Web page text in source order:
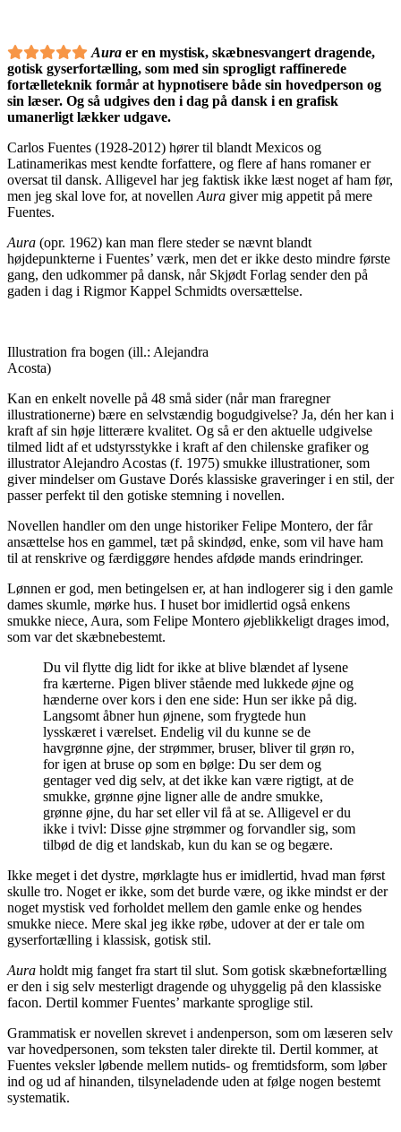
Aura er en mystisk, skæbnesvangert dragende,
gotisk gyserfortælling, som med sin sprogligt raffinerede
fortælleteknik formår at hypnotisere både sin hovedperson og
sin læser. Og så udgives den i dag på dansk i en grafisk
umanerligt lækker udgave.
Carlos Fuentes (1928-2012) hører til blandt Mexicos og
Latinamerikas mest kendte forfattere, og flere af hans romaner er
oversat til dansk. Alligevel har jeg faktisk ikke læst noget af ham før,
men jeg skal love for, at novellen Aura giver mig appetit på mere
Fuentes.
Aura (opr. 1962) kan man flere steder se nævnt blandt
højdepunkterne i Fuentes’ værk, men det er ikke desto mindre første
gang, den udkommer på dansk, når Skjødt Forlag sender den på
gaden i dag i Rigmor Kappel Schmidts oversættelse.
Illustration fra bogen (ill.: Alejandra
Acosta)
Kan en enkelt novelle på 48 små sider (når man fraregner
illustrationerne) bære en selvstændig bogudgivelse? Ja, dén her kan i
kraft af sin høje litterære kvalitet. Og så er den aktuelle udgivelse
tilmed lidt af et udstyrsstykke i kraft af den chilenske grafiker og
illustrator Alejandro Acostas (f. 1975) smukke illustrationer, som
giver mindelser om Gustave Dorés klassiske graveringer i en stil, der
passer perfekt til den gotiske stemning i novellen.
Novellen handler om den unge historiker Felipe Montero, der får
ansættelse hos en gammel, tæt på skindød, enke, som vil have ham
til at renskrive og færdiggøre hendes afdøde mands erindringer.
Lønnen er god, men betingelsen er, at han indlogerer sig i den gamle
dames skumle, mørke hus. I huset bor imidlertid også enkens
smukke niece, Aura, som Felipe Montero øjeblikkeligt drages imod,
som var det skæbnebestemt.
Du vil flytte dig lidt for ikke at blive blændet af lysene
fra kærterne. Pigen bliver stående med lukkede øjne og
hænderne over kors i den ene side: Hun ser ikke på dig.
Langsomt åbner hun øjnene, som frygtede hun
lysskæret i værelset. Endelig vil du kunne se de
havgrønne øjne, der strømmer, bruser, bliver til grøn ro,
for igen at bruse op som en bølge: Du ser dem og
gentager ved dig selv, at det ikke kan være rigtigt, at de
smukke, grønne øjne ligner alle de andre smukke,
grønne øjne, du har set eller vil få at se. Alligevel er du
ikke i tvivl: Disse øjne strømmer og forvandler sig, som
tilbød de dig et landskab, kun du kan se og begære.
Ikke meget i det dystre, mørklagte hus er imidlertid, hvad man først
skulle tro. Noget er ikke, som det burde være, og ikke mindst er der
noget mystisk ved forholdet mellem den gamle enke og hendes
smukke niece. Mere skal jeg ikke røbe, udover at der er tale om
gyserfortælling i klassisk, gotisk stil.
Aura holdt mig fanget fra start til slut. Som gotisk skæbnefortælling
er den i sig selv mesterligt dragende og uhyggelig på den klassiske
facon. Dertil kommer Fuentes’ markante sproglige stil.
Grammatisk er novellen skrevet i andenperson, som om læseren selv
var hovedpersonen, som teksten taler direkte til. Dertil kommer, at
Fuentes veksler løbende mellem nutids- og fremtidsform, som løber
ind og ud af hinanden, tilsyneladende uden at følge nogen bestemt
systematik.